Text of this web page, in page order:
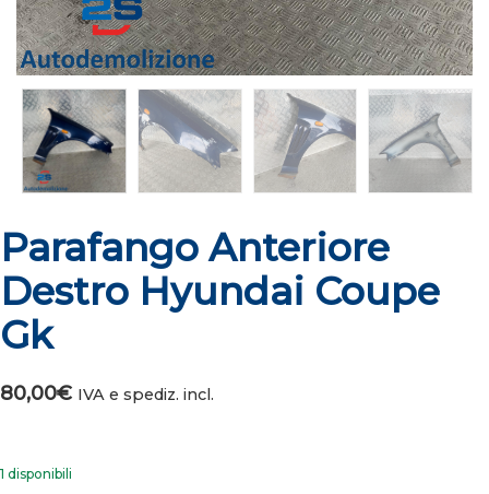
Parafango Anteriore
Destro Hyundai Coupe
Gk
80,00€ IVA e spediz. incl.
1 disponibili